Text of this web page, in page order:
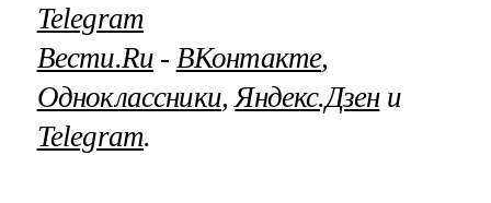
Telegram
Вести.Ru ‐ ВКонтакте,
Одноклассники, Яндекс.Дзени
Telegram.